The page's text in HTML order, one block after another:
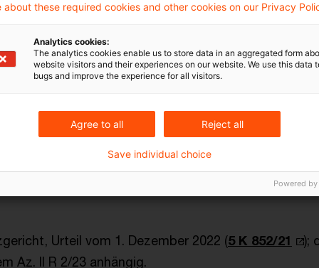
bei dem Einbringungsvorgang keine Beherrschung
Unternehmen durch ein herrschendes
im Rahmen seiner Prüfung insbesondere auf
als herrschendes Unternehmen in Frage
letztlich mit der Begründung unbeantwortet,
Beherrschung der grundbesitzenden
vorgelegen habe.
Urteil vom 1. Dezember 2022 (5 K 852/21
);
Az. II R 2/23 anhängig.
about these required cookies and other cookies on our Privacy
Analytics cookies:
The analytics cookies enable us to store data in an aggregated form
website visitors and their experiences on our website. We use this data
bugs and improve the experience for all visitors.
Agree to all Reject all
Save individual choice
Powered by